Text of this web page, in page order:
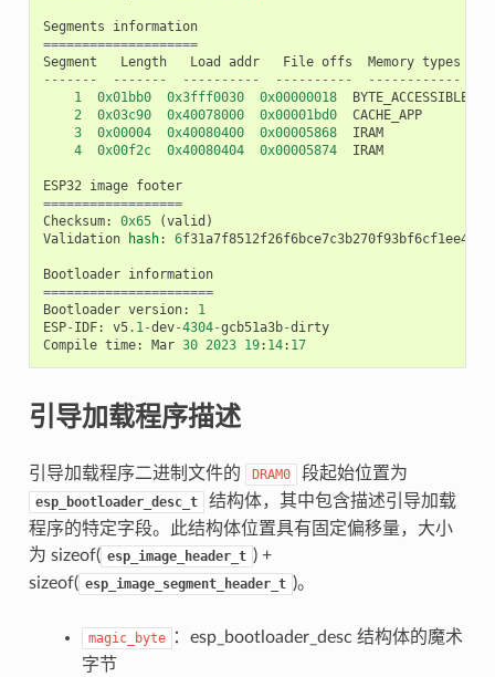
Segments
information
====================
Segment
Length Load addr File offs Memory types
-------
------- ---------- ----------
------------
1
0x01bb0 0x3fff0030 0x00000018 BYTE_ACCESSIBLE
2
0x03c90 0x40078000 0x00001bd0
CACHE_APP
3
0x00004 0x40080400 0x00005868
IRAM
4
0x00f2c 0x40080404 0x00005874 IRAM
ESP32 image footer
==================
Checksum: 0x65 (valid )
Validation
hash: 6
Bootloader information
======================
Bootloader version:
1
ESP- IDF: v5.1-dev-4304-gcb51a3b-dirty
Compile time: Mar 30 2023 19: 14: 17
引导加载程序描述
引导加载程序二进制文件的 DRAM0 段起始位置为
esp_bootloader_desc_t
结构体，其中包含描述引导加载
程序的特定字段。此结构体位置具有固定偏移量，大小
为 sizeof( esp_image_header_t ) +
sizeof( esp_image_segment_header_t )。
magic_byte
：esp_bootloader_desc 结构体的魔术
字节